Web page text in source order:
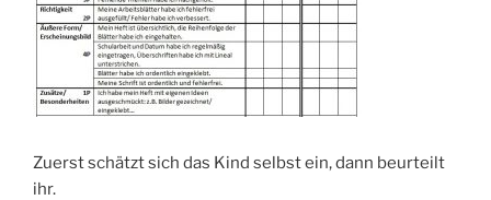
Zuerst schätzt sich das Kind selbst ein, dann beurteilt
ihr.